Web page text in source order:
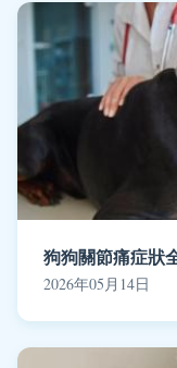
狗狗關節痛症狀
2026年05月14日